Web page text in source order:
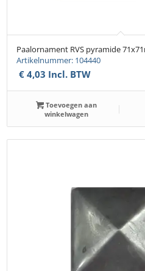
Paalornament RVS pyramide
Artikelnummer: 104440
€ 4,03 Incl. BTW
Toevoegen aan
winkelwagen